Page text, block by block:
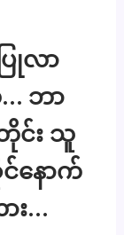
ြုလာ
ဘာ
င်း သူ
နောက်
း…